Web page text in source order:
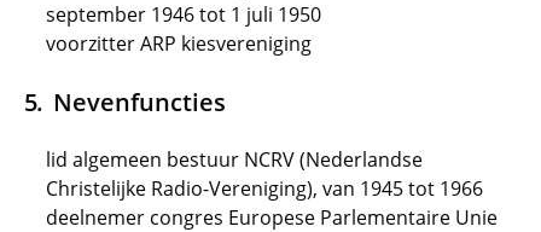
september 1946 tot 1 juli 1950
voorzitter ARP kiesvereniging
Nevenfuncties
lid algemeen bestuur NCRV (Nederlandse
Christelijke Radio-Vereniging), van 1945 tot 1966
deelnemer congres Europese Parlementaire Unie